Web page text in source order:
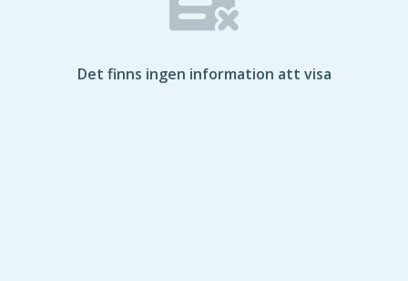
Det finns ingen information att visa